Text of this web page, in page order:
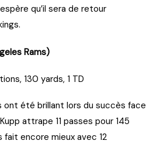
qu’il sera de retour
Rams)
130 yards, 1 TD
ont été brillant lors du succès face
attrape 11 passes pour 145
encore mieux avec 12